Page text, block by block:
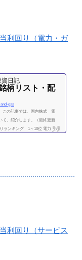
利回り（電力・ガ
日記
柄リスト・配
gas
この記事では、国内株式 電
、紹介します。（最終更新
ランキング 1～10位 電力・ガ
利回り（サービス